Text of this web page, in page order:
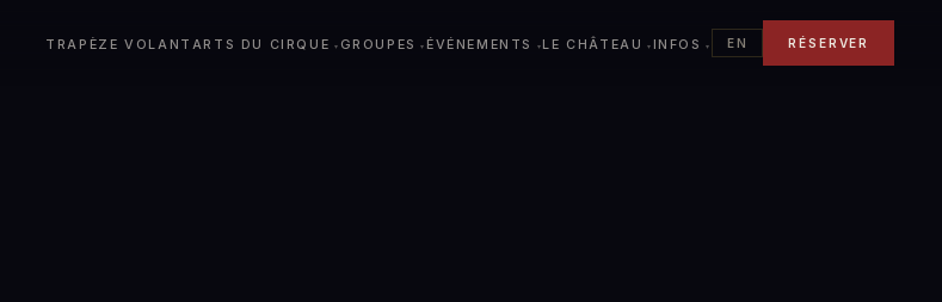
TRAPÈZE VOLANT ARTS DU CIRQUE GROUPES ÉVÉNEMENTS LE CHÂTEAU INFOS EN RÉSERVER